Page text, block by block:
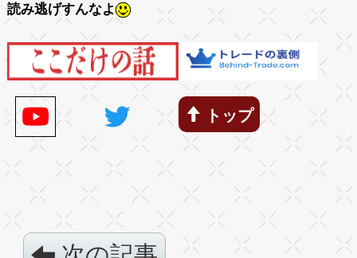
読み逃げすんなよ
トップ